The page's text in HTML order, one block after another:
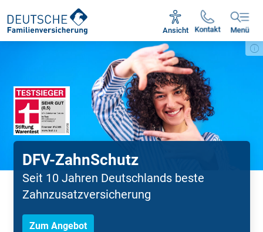
Kontakt
Ansicht Menü
Mo - Fr 09:00 - 18:30 Uhr
DFV-ZahnSchutz
Seit 10 Jahren Deutschlands beste
Zahnzusatzversicherung
Zum Angebot